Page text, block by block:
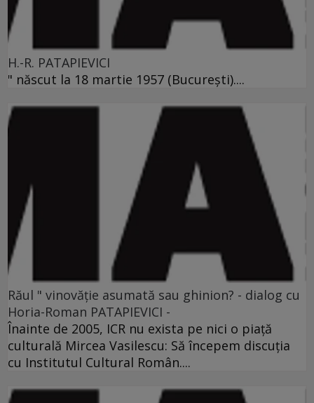
H.-R. PATAPIEVICI
" născut la 18 martie 1957 (Bucureşti)....
Răul " vinovăţie asumată sau ghinion? - dialog cu
Horia-Roman PATAPIEVICI -
Înainte de 2005, ICR nu exista pe nici o piaţă
culturală Mircea Vasilescu: Să începem discuţia
cu Institutul Cultural Român....